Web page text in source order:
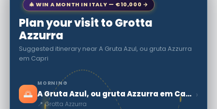
🎄 WIN A MONTH IN ITALY — €10,000 →
Plan your visit to Grotta
Azzurra
Suggested itinerary near A Gruta Azul, ou gruta Azzurra
em Capri
🌅
MORNING
A Gruta Azul, ou gruta Azzurra em Capri
📍 Grotta Azzurra
›